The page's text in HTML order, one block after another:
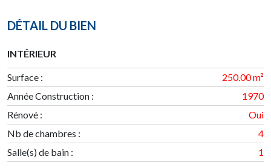
DÉTAIL DU BIEN
INTÉRIEUR
Surface :
250.00 m²
Année Construction :
1970
Rénové :
Oui
Nb de chambres :
4
Salle(s) de bain :
1